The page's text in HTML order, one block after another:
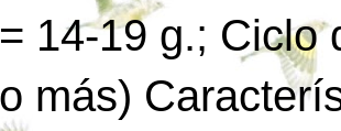
14-19 g.; Ciclo
más)